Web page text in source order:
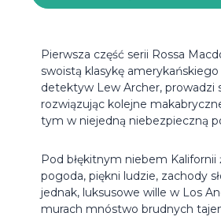
Pierwsza część serii Rossa
swoistą klasykę
detektyw Lew Archer, prowadzi
rozwiązując kolejne
tym w niejedną niebezpieczną
Pod błękitnym niebem Kalifornii
pogoda, piękni ludzie, zachody
jednak, luksusowe wille w Los
murach mnóstwo brudnych